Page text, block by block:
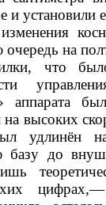
и установили
очередь на
что
аппарата
на высоких
удлинён
базу до вну